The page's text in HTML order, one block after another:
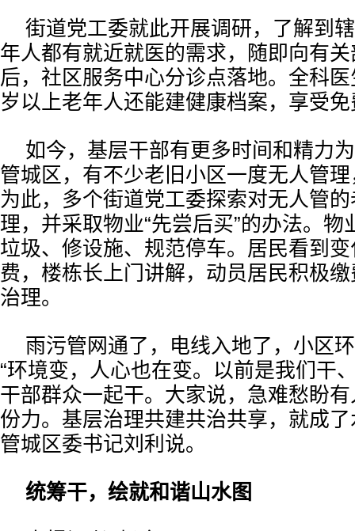
街道党工委就此开展调研，了解到
年人都有就近就医的需求，随即向有
后，社区服务中心分诊点落地。全科
岁以上老年人还能建健康档案，享受
如今，基层干部有更多时间和精力
管城区，有不少老旧小区一度无人管理
为此，多个街道党工委探索对无人管
理，并采取物业“先尝后买”的办法。物
垃圾、修设施、规范停车。居民看到
费，楼栋长上门讲解，动员居民积极
治理。
雨污管网通了，电线入地了，小区
“环境变，人心也在变。以前是我们干
干部群众一起干。大家说，急难愁盼
份力。基层治理共建共治共享，就成了
管城区委书记刘利说。
统筹干，绘就和谐山水图